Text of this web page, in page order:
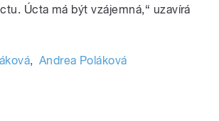
Úcta má být vzájemná,“ uzavírá
, Andrea Poláková